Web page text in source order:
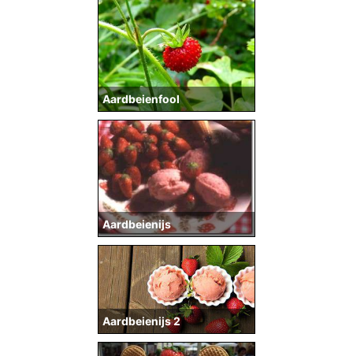
Aardbeienfool
Aardbeienijs
Aardbeienijs 2